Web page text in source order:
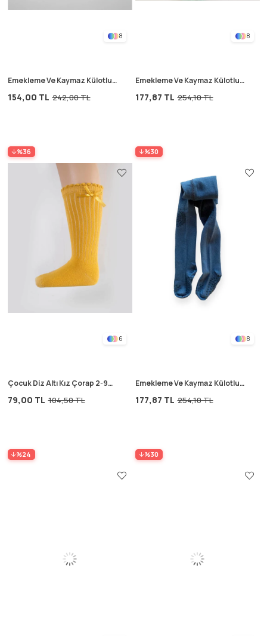
8
Emekleme Ve Kaymaz Külotlu
154,00 TL 242,00 TL
%36
8
Emekleme Ve Kaymaz Külotlu
177,87 TL 254,10 TL
%30
6
Çocuk Diz Altı Kız Çorap 2-9
79,00 TL 104,50 TL
%24
8
Emekleme Ve Kaymaz Külotlu
177,87 TL 254,10 TL
%30